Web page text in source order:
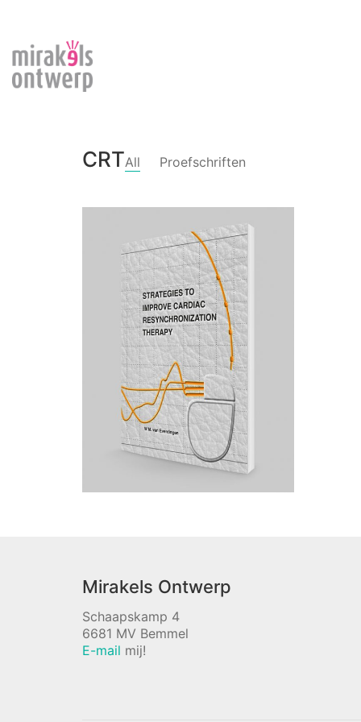
CRTAll Proefschriften
Mirakels Ontwerp
Schaapskamp 4
6681 MV Bemmel
E-mail mij!